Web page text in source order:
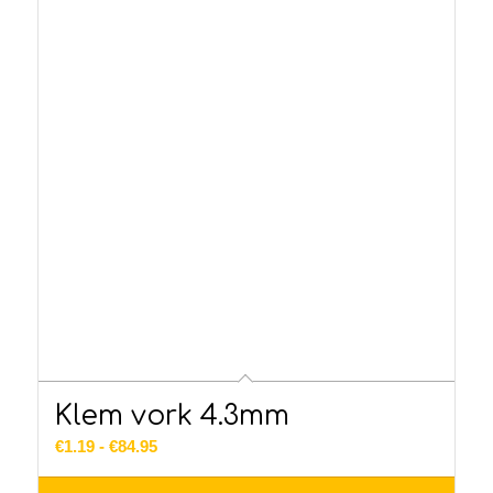
Klem vork 4.3mm
€1.19 - €84.95Prijsklasse: